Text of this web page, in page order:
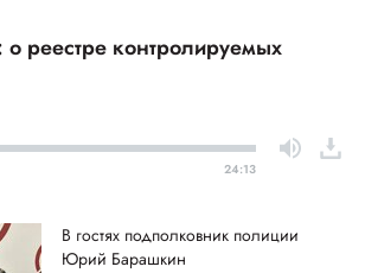
о реестре контролируемых
24:13
В гостях подполковник полиции
Юрий Барашкин